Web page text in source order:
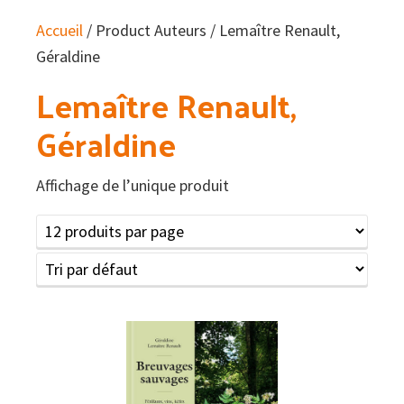
Accueil / Product Auteurs / Lemaître Renault,
Géraldine
Lemaître Renault,
Géraldine
Affichage de l’unique produit